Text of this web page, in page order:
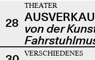
28
THEATER
von der
VERSCHIEDENES